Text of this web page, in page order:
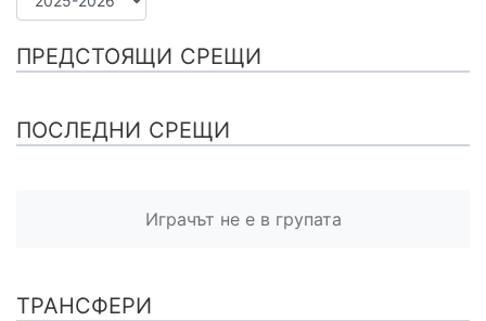
ПРЕДСТОЯЩИ СРЕЩИ
ПОСЛЕДНИ СРЕЩИ
Играчът не е в групата
ТРАНСФЕРИ